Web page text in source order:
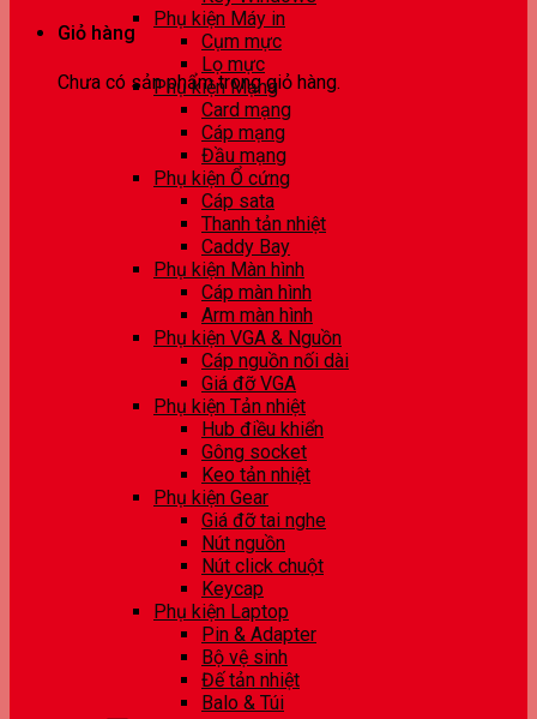
Giỏ hàng
Chưa có sản phẩm trong giỏ hàng.
Phụ kiện Máy in
Cụm mực
Lọ mực
Phụ kiện Mạng
Card mạng
Cáp mạng
Đầu mạng
Phụ kiện Ổ cứng
Cáp sata
Thanh tản nhiệt
Caddy Bay
Phụ kiện Màn hình
Cáp màn hình
Arm màn hình
Phụ kiện VGA & Nguồn
Cáp nguồn nối dài
Giá đỡ VGA
Phụ kiện Tản nhiệt
Hub điều khiển
Gông socket
Keo tản nhiệt
Phụ kiện Gear
Giá đỡ tai nghe
Nút nguồn
Nút click chuột
Keycap
Phụ kiện Laptop
Pin & Adapter
Bộ vệ sinh
Đế tản nhiệt
Balo & Túi